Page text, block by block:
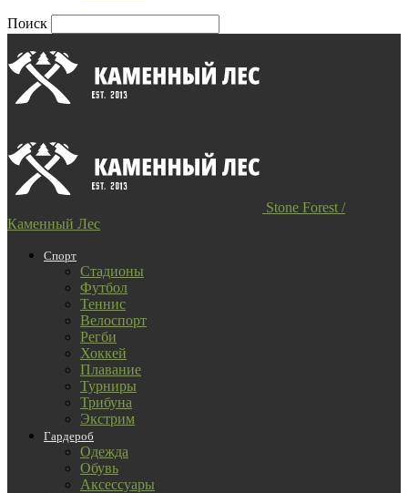
Поиск
Stone Forest /
Каменный Лес
Спорт
Стадионы
Футбол
Теннис
Велоспорт
Регби
Хоккей
Плавание
Турниры
Трибуна
Экстрим
Гардероб
Одежда
Обувь
Аксессуары